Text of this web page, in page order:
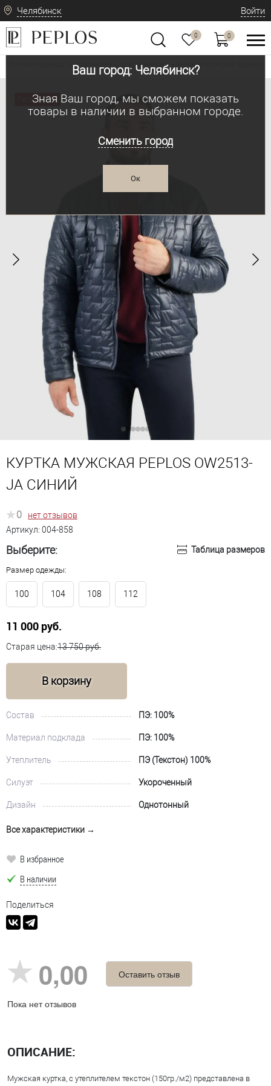
Челябинск
Ваш город: Челябинск?
Зная Ваш город, мы сможем показать
товары в наличии в выбранном городе.
Сменить город
Ок
Войти
0 0
Мужская одежда: классическая и современная Верхняя мужская одежда
Распродажа
КУРТКА МУЖСКАЯ PEPLOS OW2513-
JА СИНИЙ
0
нет отзывов
Артикул: 004-858
Выберите: Таблица размеров
Размер одежды:
100 104 108 112
11 000 руб.
Старая цена:13 750 руб.
В корзину
Состав ПЭ: 100%
Материал подклада ПЭ: 100%
Утеплитель ПЭ (Текстон) 100%
Силуэт Укороченный
Дизайн Однотонный
Все характеристики →
В избранное
В наличии
Поделиться
0,00
Пока нет отзывов
Оставить отзыв
ОПИСАНИЕ:
Мужская куртка, с утеплителем текстон (150гр./м2) представлена в